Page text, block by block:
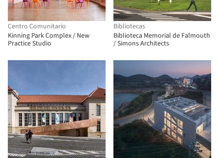
Centro Comunitario
Kinning Park Complex / New
Practice Studio
Bibliotecas
Biblioteca Memorial de Falmouth
/ Simons Architects